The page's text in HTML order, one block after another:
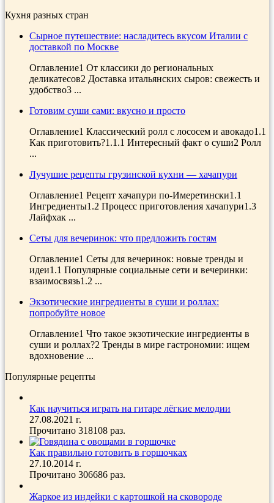
Кухня разных стран
Сырное путешествие: насладитесь вкусом Италии с
доставкой по Москве
Оглавление1 От классики до региональных
деликатесов2 Доставка итальянских сыров: свежесть и
удобство3 ...
Готовим суши сами: вкусно и просто
Оглавление1 Классический ролл с лососем и авокадо1.1
Как приготовить?1.1.1 Интересный факт о суши2 Ролл
...
Лучушие рецепты грузинской кухни — хачапури
Оглавление1 Рецепт хачапури по-Имеретински1.1
Ингредиенты1.2 Процесс приготовления хачапури1.3
Лайфхак ...
Сеты для вечеринок: что предложить гостям
Оглавление1 Сеты для вечеринок: новые тренды и
идеи1.1 Популярные социальные сети и вечеринки:
взаимосвязь1.2 ...
Экзотические ингредиенты в суши и роллах:
попробуйте новое
Оглавление1 Что такое экзотические ингредиенты в
суши и роллах?2 Тренды в мире гастрономии: ищем
вдохновение ...
Популярные рецепты
Как научиться играть на гитаре лёгкие мелодии
27.08.2021 г.
Прочитано 318108 раз.
Как правильно готовить в горшочках
27.10.2014 г.
Прочитано 306686 раз.
Жаркое из индейки с картошкой на сковороде